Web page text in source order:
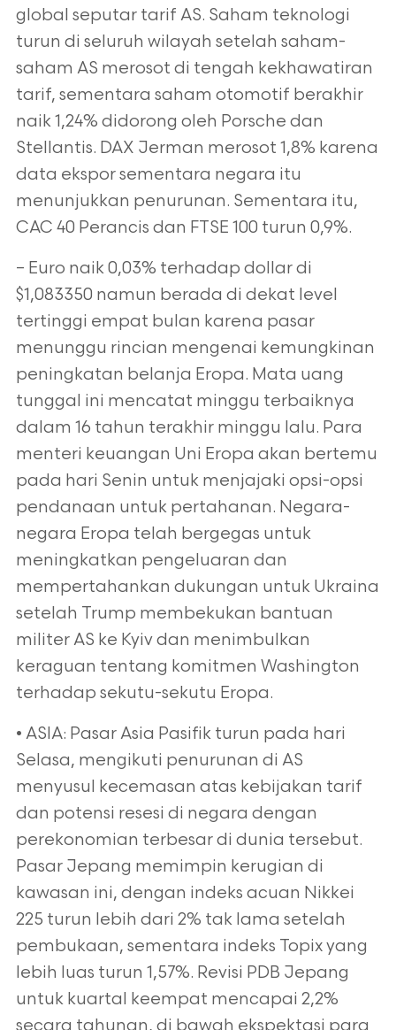
global seputar tarif AS. Saham teknologi
turun di seluruh wilayah setelah saham-
saham AS merosot di tengah kekhawatiran
tarif, sementara saham otomotif berakhir
naik 1,24% didorong oleh Porsche dan
Stellantis. DAX Jerman merosot 1,8% karena
data ekspor sementara negara itu
menunjukkan penurunan. Sementara itu,
CAC 40 Perancis dan FTSE 100 turun 0,9%.
– Euro naik 0,03% terhadap dollar di
$1,083350 namun berada di dekat level
tertinggi empat bulan karena pasar
menunggu rincian mengenai kemungkinan
peningkatan belanja Eropa. Mata uang
tunggal ini mencatat minggu terbaiknya
dalam 16 tahun terakhir minggu lalu. Para
menteri keuangan Uni Eropa akan bertemu
pada hari Senin untuk menjajaki opsi-opsi
pendanaan untuk pertahanan. Negara-
negara Eropa telah bergegas untuk
meningkatkan pengeluaran dan
mempertahankan dukungan untuk Ukraina
setelah Trump membekukan bantuan
militer AS ke Kyiv dan menimbulkan
keraguan tentang komitmen Washington
terhadap sekutu-sekutu Eropa.
• ASIA: Pasar Asia Pasifik turun pada hari
Selasa, mengikuti penurunan di AS
menyusul kecemasan atas kebijakan tarif
dan potensi resesi di negara dengan
perekonomian terbesar di dunia tersebut.
Pasar Jepang memimpin kerugian di
kawasan ini, dengan indeks acuan Nikkei
225 turun lebih dari 2% tak lama setelah
pembukaan, sementara indeks Topix yang
lebih luas turun 1,57%. Revisi PDB Jepang
untuk kuartal keempat mencapai 2,2%